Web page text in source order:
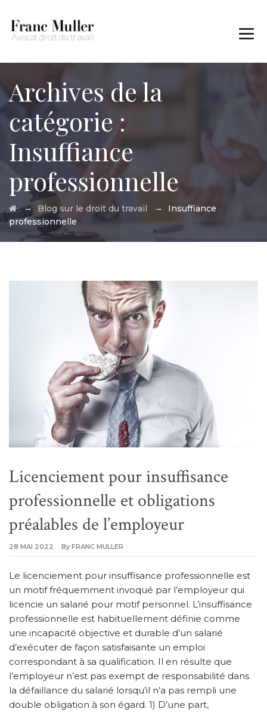
Archives de la
catégorie :
Insuffiance
professionnelle
→ Blog sur le droit du travail →
Insuffiance
professionnelle
Licenciement pour insuffisance
professionnelle et obligations
préalables de l’employeur
28 MAI 2022 By FRANC MULLER
Le licenciement pour insuffisance professionnelle est
un motif fréquemment invoqué par l’employeur qui
licencie un salarié pour motif personnel. L’insuffisance
professionnelle est habituellement définie comme
une incapacité objective et durable d’un salarié
d’exécuter de façon satisfaisante un emploi
correspondant à sa qualification. Il en résulte que
l’employeur n’est pas exempt de responsabilité dans
la défaillance du salarié lorsqu’il n’a pas rempli une
double obligation à son égard. 1) D’une part,